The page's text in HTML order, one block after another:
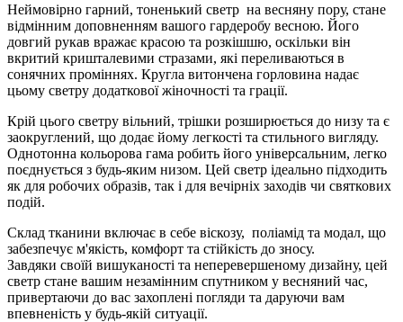
Неймовірно гарний, тоненький светр на весняну пору, стане
відмінним доповненням вашого гардеробу весною. Його
довгий рукав вражає красою та розкішшю, оскільки він
вкритий кришталевими стразами, які переливаються в
сонячних проміннях. Кругла витончена горловина надає
цьому светру додаткової жіночності та грації.
Крій цього светру вільний, трішки розширюється до низу та є
заокруглений, що додає йому легкості та стильного вигляду.
Однотонна кольорова гама робить його універсальним, легко
поєднується з будь-яким низом. Цей светр ідеально підходить
як для робочих образів, так і для вечірніх заходів чи святкових
подій.
Склад тканини включає в себе віскозу, поліамід та модал, що
забезпечує м'якість, комфорт та стійкість до зносу.
Завдяки своїй вишуканості та неперевершеному дизайну, цей
светр стане вашим незамінним спутником у весняний час,
привертаючи до вас захоплені погляди та даруючи вам
впевненість у будь-якій ситуації.